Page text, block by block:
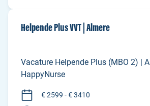
Helpende Plus VVT | Almere
Vacature Helpende Plus (MBO 2) |
HappyNurse
€ 2599 - € 3410